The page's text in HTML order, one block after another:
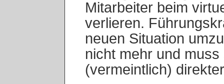
Mitarbeiter beim
verlieren.
neuen Situation
nicht mehr und
(vermeintlich)